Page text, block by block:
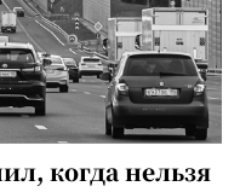
когда нельзя